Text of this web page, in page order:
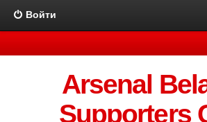
Войти
Arsenal
Supporters